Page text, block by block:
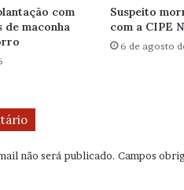
com
de maconha
Suspeito
com a CIPE
6 de agosto
não será publicado. Campos